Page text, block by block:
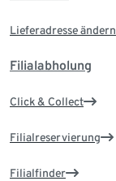
Lieferadresse ändern
Filialabholung
Click & Collect
Filialreservierung
Filialfinder